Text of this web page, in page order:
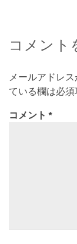
コメント
メールアドレ
ている欄は必
コメント *